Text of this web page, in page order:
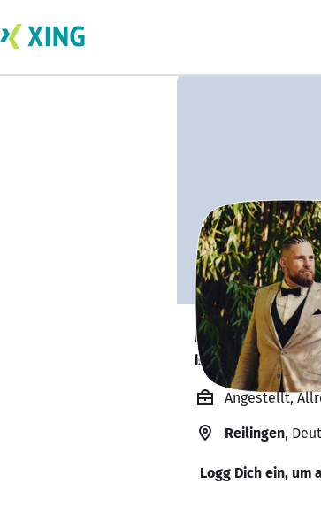
Martin
ist offen für
Angestellt,
Reilingen,
Logg Dich ein, um